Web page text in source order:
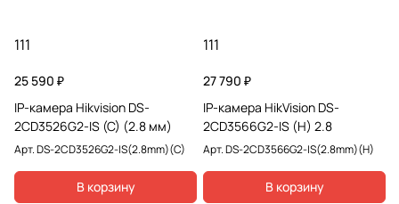
111
25 590 ₽
IP-камера Hikvision DS-
2CD3526G2-IS (С) (2.8 мм)
Арт.DS-2CD3526G2-IS(2.8mm)(C)
В корзину
111
27 790 ₽
IP-камера HikVision DS-
2CD3566G2-IS (H) 2.8
Арт.DS-2CD3566G2-IS(2.8mm)(H)
В корзину